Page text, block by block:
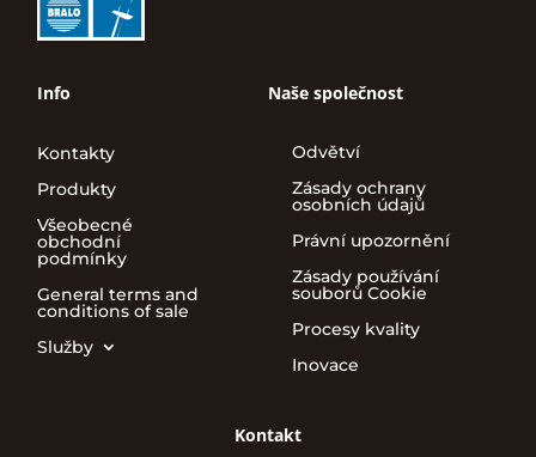
Info
Kontakty
Produkty
Všeobecné
obchodní
podmínky
General terms and
conditions of sale
Služby
Naše společnost
Odvětví
Zásady ochrany
osobních údajů
Právní upozornění
Zásady používání
souborů Cookie
Procesy kvality
Inovace
Kontakt